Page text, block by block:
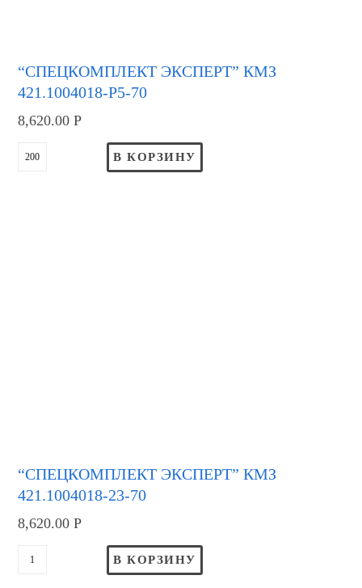
“СПЕЦКОМПЛЕКТ ЭКСПЕРТ” КМЗ
421.1004018-Р5-70
8,620.00Р
В КОРЗИНУ
“СПЕЦКОМПЛЕКТ ЭКСПЕРТ” КМЗ
421.1004018-23-70
8,620.00Р
В КОРЗИНУ